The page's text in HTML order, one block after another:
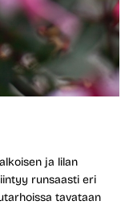
ja lilan
runsaasti eri
tavataan